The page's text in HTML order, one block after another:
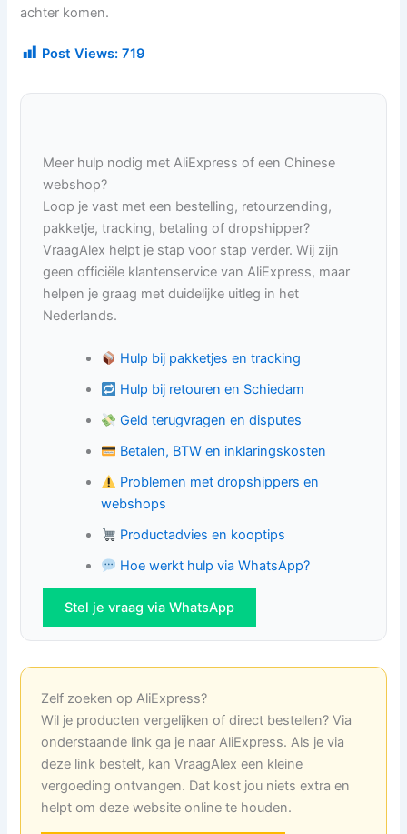
achter komen.
Post Views: 719
Meer hulp nodig met AliExpress of een Chinese
webshop?
Loop je vast met een bestelling, retourzending,
pakketje, tracking, betaling of dropshipper?
VraagAlex helpt je stap voor stap verder. Wij zijn
geen officiële klantenservice van AliExpress, maar
helpen je graag met duidelijke uitleg in het
Nederlands.
Hulp bij pakketjes en tracking
Hulp bij retouren en Schiedam
Geld terugvragen en disputes
Betalen, BTW en inklaringskosten
Problemen met dropshippers en
webshops
Productadvies en kooptips
Hoe werkt hulp via WhatsApp?
Stel je vraag via WhatsApp
Zelf zoeken op AliExpress?
Wil je producten vergelijken of direct bestellen? Via
onderstaande link ga je naar AliExpress. Als je via
deze link bestelt, kan VraagAlex een kleine
vergoeding ontvangen. Dat kost jou niets extra en
helpt om deze website online te houden.